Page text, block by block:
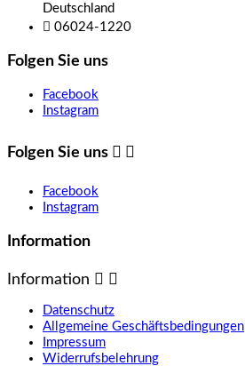
Deutschland
06024-1220
Folgen Sie uns
Facebook
Instagram
Folgen Sie uns  
Facebook
Instagram
Information
Information  
Datenschutz
Allgemeine Geschäftsbedingungen
Impressum
Widerrufsbelehrung